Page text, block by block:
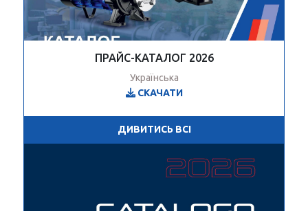
ПРАЙС-КАТАЛОГ 2026
Українська
СКАЧАТИ
ДИВИТИСЬ ВСІ